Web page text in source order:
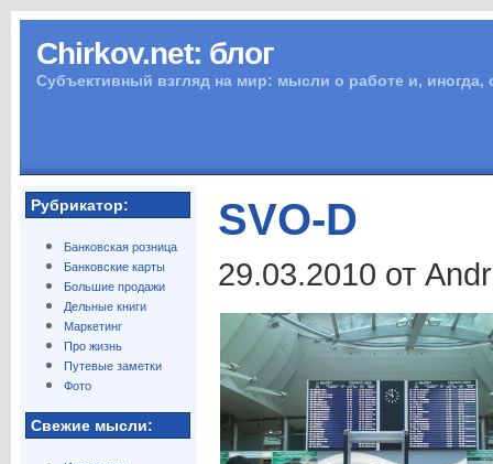
Chirkov.net: блог
Субъективный взгляд на мир: мысли о работе и,
Рубрикатор:
Банковская розница
Банковские карты
Большие продажи
Дельные книги
Маркетинг
Про жизнь
Путевые заметки
Фото
Свежие мысли:
SVO-D
29.03.2010 от